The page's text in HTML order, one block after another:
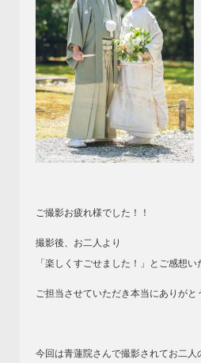
ご撮影お疲れ様でした！！
撮影後、お二人より
「楽しくすごせました！」とご感想い
ご担当させていただき本当にありがと
今回は青蓮院さんで撮影されてお二人